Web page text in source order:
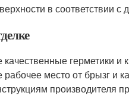
в соответствии
качественные герметики и
рабочее место от брызг и
производителя